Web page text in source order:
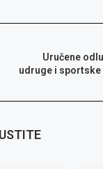
Uručene
udruge i